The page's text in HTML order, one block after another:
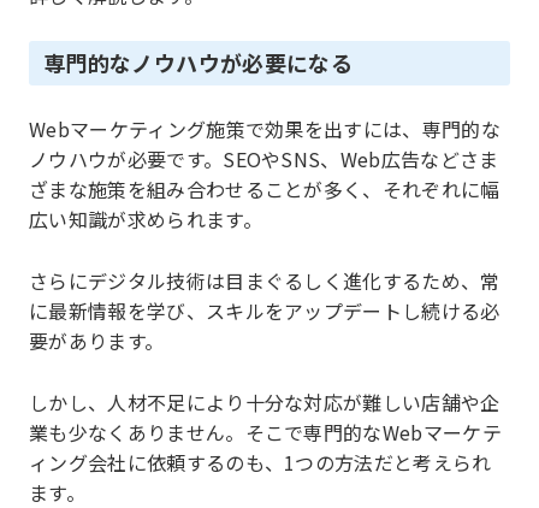
専門的なノウハウが必要になる
Webマーケティング施策で効果を出すには、専門的な
ノウハウが必要です。SEOやSNS、Web広告などさま
ざまな施策を組み合わせることが多く、それぞれに幅
広い知識が求められます。
さらにデジタル技術は目まぐるしく進化するため、常
に最新情報を学び、スキルをアップデートし続ける必
要があります。
しかし、人材不足により十分な対応が難しい店舗や企
業も少なくありません。そこで専門的なWebマーケテ
ィング会社に依頼するのも、1つの方法だと考えられ
ます。